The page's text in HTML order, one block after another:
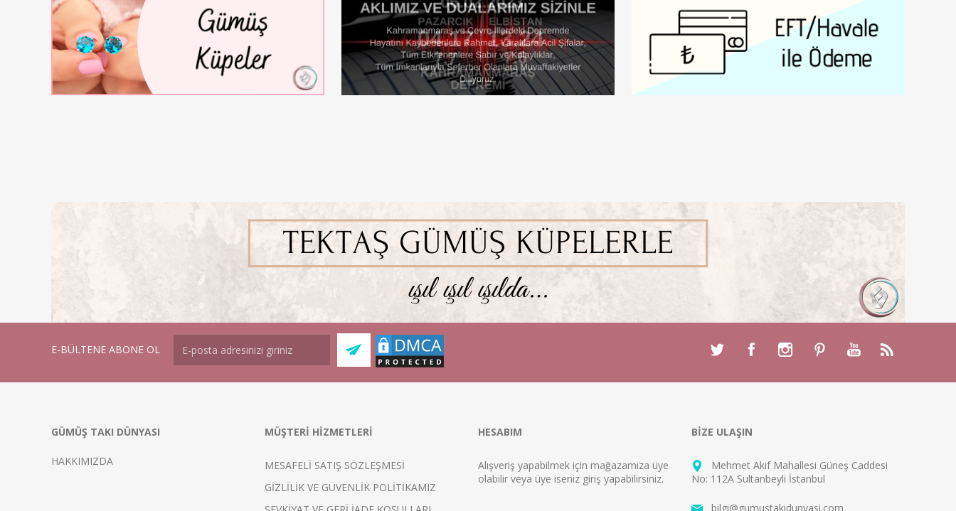
E-BÜLTENE ABONE OL
GÜMÜŞ TAKI DÜNYASI
HAKKIMIZDA
MÜŞTERİ HİZMETLERİ
MESAFELİ SATIŞ SÖZLEŞMESİ
GİZLİLİK VE GÜVENLİK POLİTİKAMIZ
HESABIM
Alışveriş yapabilmek için mağazamıza üye
olabilir veya üye iseniz giriş yapabilirsiniz.
BİZE ULAŞIN
Mehmet Akif Mahallesi Güneş Caddesi
No: 112A Sultanbeyli İstanbul
bilgi@gumustakidunyasi.com